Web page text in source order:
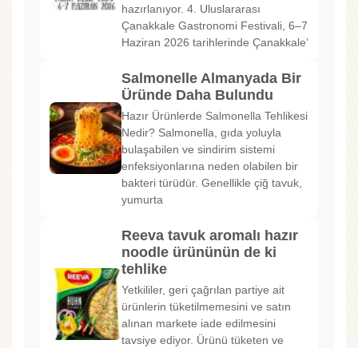
hazırlanıyor. 4. Uluslararası
Çanakkale Gastronomi Festivali, 6–7
Haziran 2026 tarihlerinde Çanakkale’
Salmonelle Almanyada Bir
Üründe Daha Bulundu
Hazır Ürünlerde Salmonella Tehlikesi
Nedir? Salmonella, gıda yoluyla
bulaşabilen ve sindirim sistemi
enfeksiyonlarına neden olabilen bir
bakteri türüdür. Genellikle çiğ tavuk,
yumurta
Reeva tavuk aromalı hazır
noodle ürününün de ki
tehlike
Yetkililer, geri çağrılan partiye ait
ürünlerin tüketilmemesini ve satın
alınan markete iade edilmesini
tavsiye ediyor. Ürünü tüketen ve